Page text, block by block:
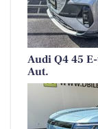
Audi Q4 45
Aut.